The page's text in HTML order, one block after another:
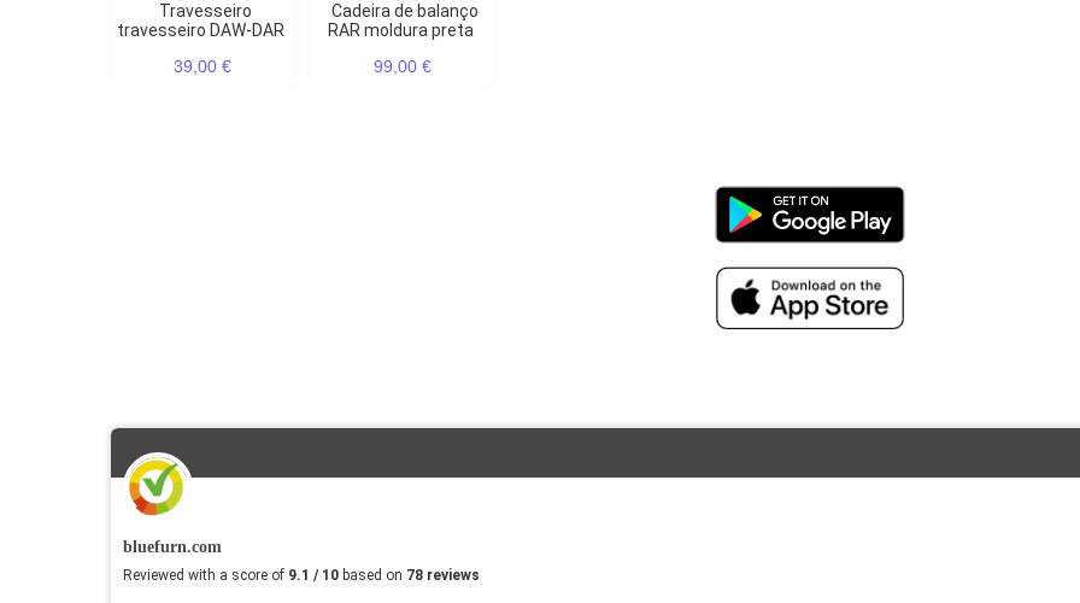
Travesseiro
travesseiro DAW-DAR
39,00 €
Cadeira de balanço
RAR moldura preta
99,00 €
bluefurn.com
Reviewed with a score of 9.1 / 10 based on 78 reviews